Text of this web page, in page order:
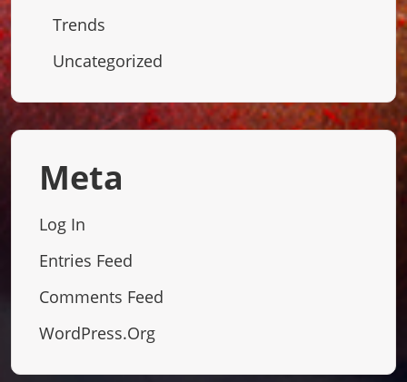
Trends
Uncategorized
Meta
Log In
Entries Feed
Comments Feed
WordPress.org